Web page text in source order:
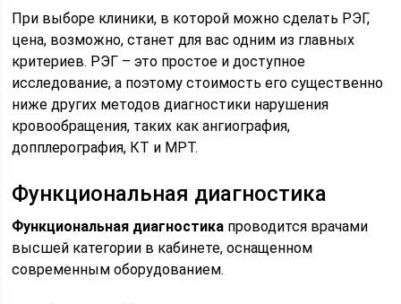
При выборе клиники, в которой можно сделать РЭГ,
цена, возможно, станет для вас одним из главных
критериев. РЭГ – это простое и доступное
исследование, а поэтому стоимость его существенно
ниже других методов диагностики нарушения
кровообращения, таких как ангиография,
допплерография, КТ и МРТ.
Функциональная диагностика
Функциональная диагностика проводится врачами
высшей категории в кабинете, оснащенном
современным оборудованием.